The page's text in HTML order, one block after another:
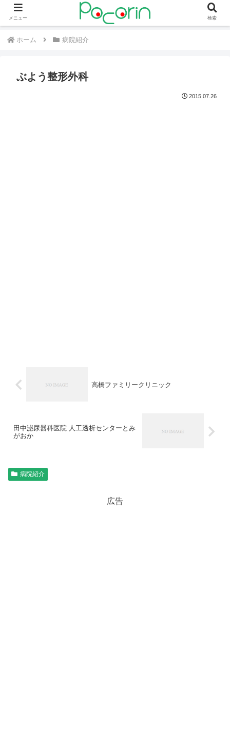
ホーム 病院紹介
ぶよう整形外科
2015.07.26
高橋ファミリークリニック
田中泌尿器科医院 人工透析センターとみ
がおか
病院紹介
広告
メニュー 検索